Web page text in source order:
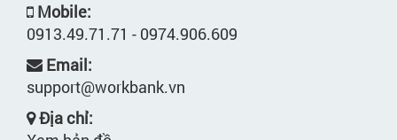
Mobile:
0913.49.71.71 - 0974.906.609
Email:
support@workbank.vn
Địa chỉ: